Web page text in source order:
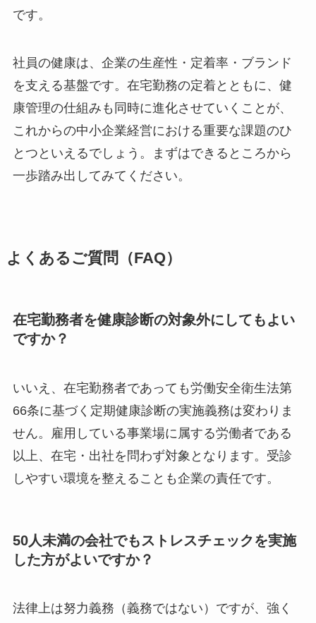
です。
社員の健康は、企業の生産性・定着率・ブランド
を支える基盤です。在宅勤務の定着とともに、健
康管理の仕組みも同時に進化させていくことが、
これからの中小企業経営における重要な課題のひ
とつといえるでしょう。まずはできるところから
一歩踏み出してみてください。
よくあるご質問（FAQ）
在宅勤務者を健康診断の対象外にしてもよい
ですか？
いいえ、在宅勤務者であっても労働安全衛生法第
66条に基づく定期健康診断の実施義務は変わりま
せん。雇用している事業場に属する労働者である
以上、在宅・出社を問わず対象となります。受診
しやすい環境を整えることも企業の責任です。
50人未満の会社でもストレスチェックを実施
した方がよいですか？
法律上は努力義務（義務ではない）ですが、強く